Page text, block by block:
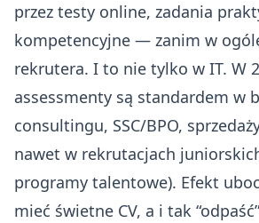
przez testy online, zadania
kompetencyjne — zanim w
rekrutera. I to nie tylko w IT. W
assessmenty są standardem w
consultingu, SSC/BPO,
nawet w rekrutacjach
programy talentowe). Efekt
mieć świetne CV, a i tak